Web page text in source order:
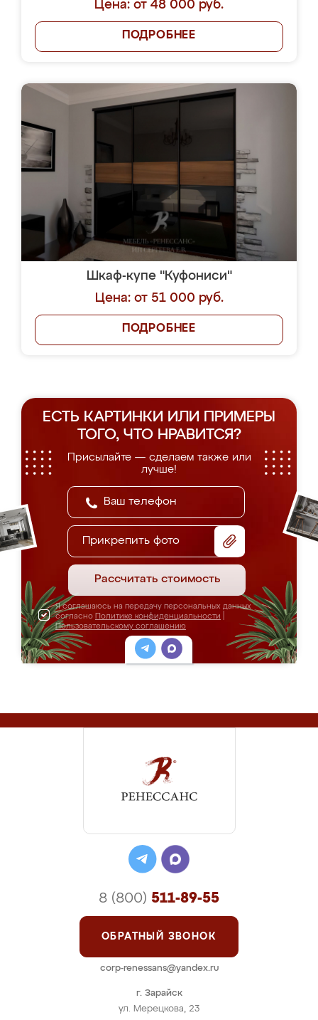
Цена: от 48 000 руб.
ПОДРОБНЕЕ
Шкаф-купе "Куфониси"
Цена: от 51 000 руб.
ПОДРОБНЕЕ
ЕСТЬ КАРТИНКИ ИЛИ ПРИМЕРЫ
ТОГО, ЧТО НРАВИТСЯ?
Присылайте — сделаем также или
лучше!
Прикрепить фото
Рассчитать стоимость
Я соглашаюсь на передачу персональных данных
согласно Политике конфиденциальности
Пользовательскому соглашению
г. Зарайск
ул. Мерецкова, 23
8 (800) 511-89-55
ОБРАТНЫЙ ЗВОНОК
corp-renessans@yandex.ru